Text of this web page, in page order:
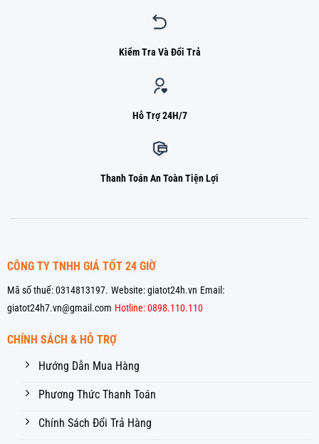
Kiểm Tra Và Đổi Trả
Hỗ Trợ 24H/7
Thanh Toán An Toàn Tiện Lợi
CÔNG TY TNHH GIÁ TỐT 24 GIỜ
Mã số thuế: 0314813197. Website: giatot24h.vn Email:
giatot24h7.vn@gmail.com Hotline: 0898.110.110
CHÍNH SÁCH & HỖ TRỢ
Hướng Dẫn Mua Hàng
Phương Thức Thanh Toán
Chính Sách Đổi Trả Hàng